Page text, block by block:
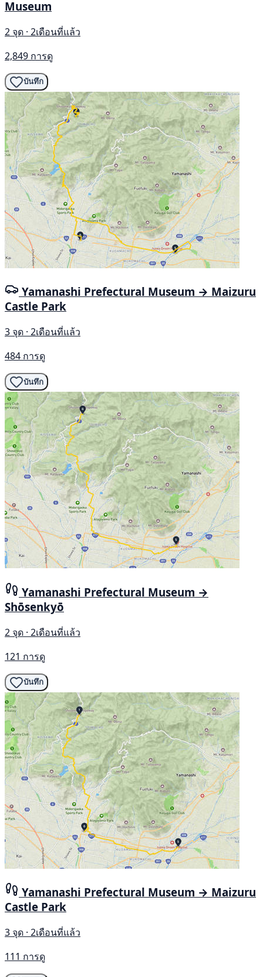
Museum
2 จุด · 2เดือนที่แล้ว
2,849 การดู
บันทึก
Yamanashi Prefectural Museum → Maizuru
Castle Park
3 จุด · 2เดือนที่แล้ว
484 การดู
บันทึก
Yamanashi Prefectural Museum →
Shōsenkyō
2 จุด · 2เดือนที่แล้ว
121 การดู
บันทึก
Yamanashi Prefectural Museum → Maizuru
Castle Park
3 จุด · 2เดือนที่แล้ว
111 การดู